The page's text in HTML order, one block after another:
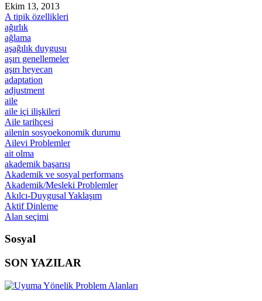
Ekim 13, 2013
A tipik özellikleri
ağırlık
ağlama
aşağılık duygusu
aşırı genellemeler
aşırı heyecan
adaptation
adjustment
aile
aile içi ilişkileri
Aile tarihçesi
ailenin sosyoekonomik durumu
Ailevi Problemler
ait olma
akademik başarısı
Akademik ve sosyal performans
Akademik/Mesleki Problemler
Akılcı-Duygusal Yaklaşım
Aktif Dinleme
Alan seçimi
Sosyal
SON YAZILAR